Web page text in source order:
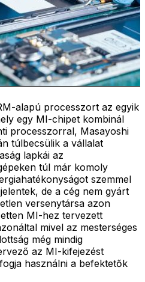
alapú processzort az egyik
egy MI-chipet kombinál
processzorral, Masayoshi
túlbecsülik a vállalat
lapkái az
túl már komoly
szemmel
de a cég nem gyárt
versenytársa azon
MI-hez tervezett
mivel az mesterséges
még mindig
az MI-kifejezést
használni a befektetők